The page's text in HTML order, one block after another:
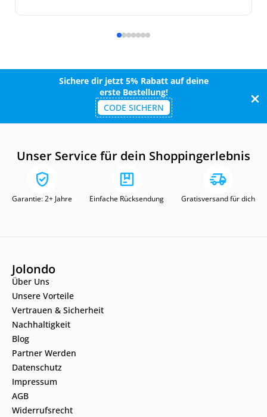
Sichere dir jetzt 5% Rabatt auf deine
erste Bestellung!
CODE SICHERN
Unser Service für dein Shoppingerlebnis
Garantie: 2+ Jahre Einfache Rücksendung Gratisversand für dich
Jolondo
Über Uns
Unsere Vorteile
Vertrauen & Sicherheit
Nachhaltigkeit
Blog
Partner Werden
Datenschutz
Impressum
AGB
Widerrufsrecht